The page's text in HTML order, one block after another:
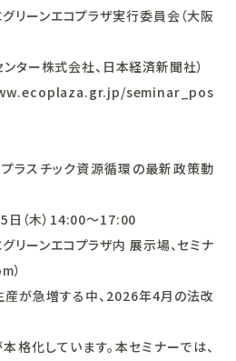
ーンエコプラザ実行委員会（大阪
式会社、日本経済新聞社）
seminar_pos
ラスチック資源循環の最新政策動
（木）14:00～17:00
ーンエコプラザ内 展示場、セミナ
）
が急増する中、2026年4月の法改
います。本セミナーでは、